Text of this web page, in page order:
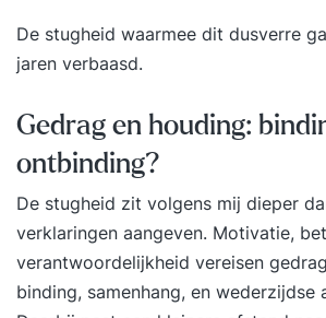
iedereen die zichzelf niet creatief
ervoor open staat om deze
Praktische informatie De training is voor minimaal
5 en maximaal 10 personen en
Effectief brainstormen, zodat ook
ontwikkelingsklimaat ontstaat
vernieuwende, creatieve ideeën. De training vindt
plaats op een inspirerende
De stugheid waarmee dit dusverre
jaren verbaasd.
Gedrag en houding:
ontbinding?
De stugheid zit volgens mij dieper
verklaringen aangeven. Motivatie,
verantwoordelijkheid vereisen
binding, samenhang, en wederzijdse